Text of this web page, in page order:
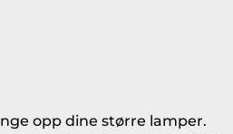
opp dine større lamper.